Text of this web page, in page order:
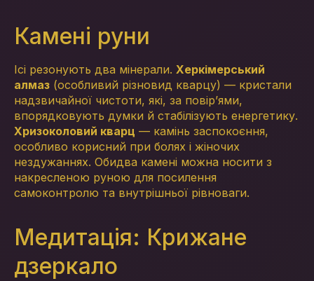
Камені руни
Ісі резонують два мінерали. Херкімерський
алмаз (особливий різновид кварцу) — кристали
надзвичайної чистоти, які, за повір’ями,
впорядковують думки й стабілізують енергетику.
Хризоколовий кварц — камінь заспокоєння,
особливо корисний при болях і жіночих
нездужаннях. Обидва камені можна носити з
накресленою руною для посилення
самоконтролю та внутрішньої рівноваги.
Медитація: Крижане
дзеркало